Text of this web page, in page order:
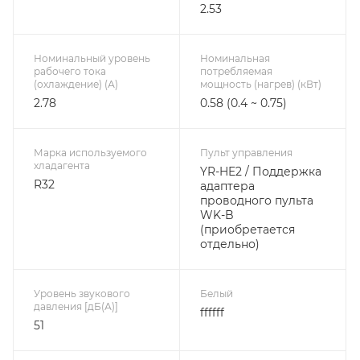
2.53
Номинальный уровень
рабочего тока
(охлаждение) (А)
2.78
Номинальная
потребляемая
мощность (нагрев) (кВт)
0.58 (0.4 ~ 0.75)
Марка используемого
хладагента
R32
Пульт управления
YR-HE2 / Поддержка
адаптера
проводного пульта
WK-B
(приобретается
отдельно)
Уровень звукового
давления [дБ(А)]
51
Белый
ffffff